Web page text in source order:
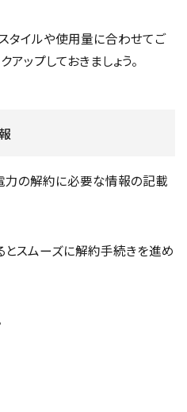
タイルや使用量に合わせてご
ップしておきましょう。
の解約に必要な情報の記載
スムーズに解約手続きを進め